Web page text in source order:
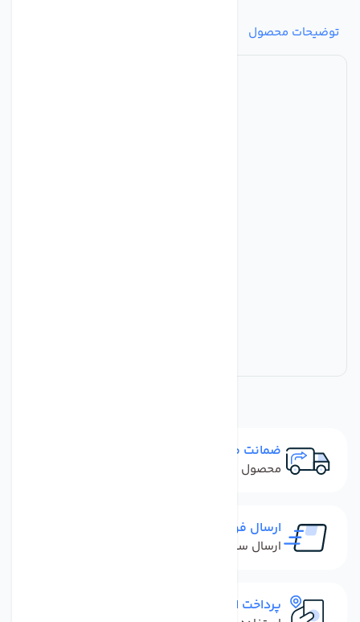
توضیحات محصول
ضمانت مرجوعی
محصول نباید آسیب دیده باشد
ارسال فوری
ارسال سفارش در کمترین زمان ممکن
پرداخت امن